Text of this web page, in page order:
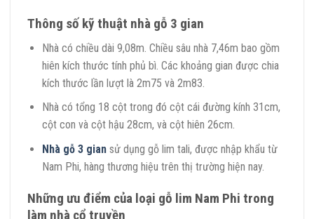
Thông số kỹ thuật nhà gỗ 3 gian
Nhà có chiều dài 9,08m. Chiều sâu nhà 7,46m bao gồm
hiên kích thước tính phủ bì. Các khoảng gian được chia
kích thước lần lượt là 2m75 và 2m83.
Nhà có tổng 18 cột trong đó cột cái đường kính 31cm,
cột con và cột hậu 28cm, và cột hiên 26cm.
Nhà gỗ 3 gian sử dụng gỗ lim tali, được nhập khẩu từ
Nam Phi, hàng thương hiệu trên thị trường hiện nay.
Những ưu điểm của loại gỗ lim Nam Phi trong
làm nhà cổ truyền